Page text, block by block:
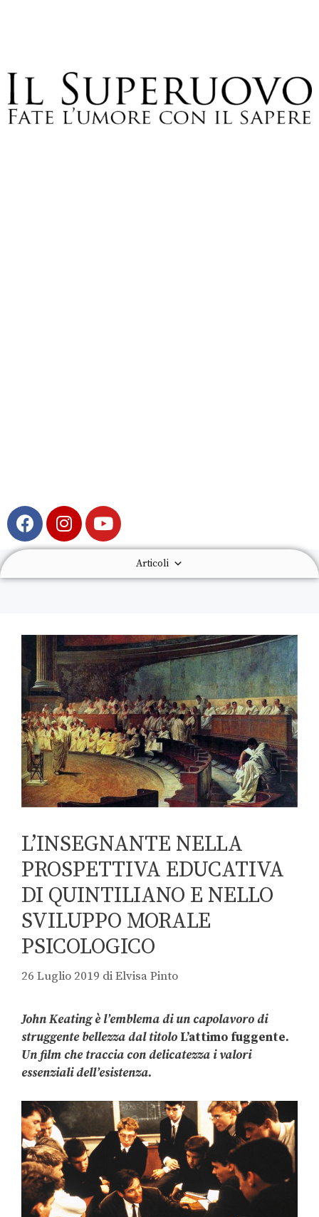
Articoli
L’INSEGNANTE NELLA
PROSPETTIVA EDUCATIVA
DI QUINTILIANO E NELLO
SVILUPPO MORALE
PSICOLOGICO
26 Luglio 2019 diElvisa Pinto
John Keating è l’emblema di un capolavoro di
struggente bellezza dal titolo L’attimo fuggente.
Un film che traccia con delicatezza i valori
essenziali dell’esistenza.